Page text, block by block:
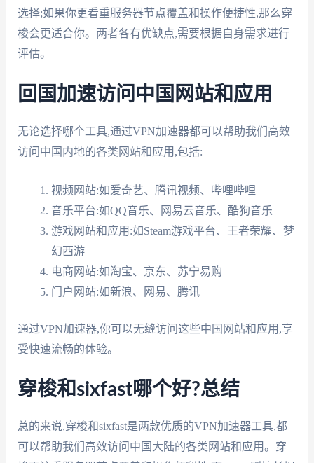
选择;如果你更看重服务器节点覆盖和操作便捷性,那么穿
梭会更适合你。两者各有优缺点,需要根据自身需求进行
评估。
回国加速访问中国网站和应用
无论选择哪个工具,通过VPN加速器都可以帮助我们高效
访问中国内地的各类网站和应用,包括:
视频网站:如爱奇艺、腾讯视频、哔哩哔哩
音乐平台:如QQ音乐、网易云音乐、酷狗音乐
游戏网站和应用:如Steam游戏平台、王者荣耀、梦
幻西游
电商网站:如淘宝、京东、苏宁易购
门户网站:如新浪、网易、腾讯
通过VPN加速器,你可以无缝访问这些中国网站和应用,享
受快速流畅的体验。
穿梭和sixfast哪个好?总结
总的来说,穿梭和sixfast是两款优质的VPN加速器工具,都
可以帮助我们高效访问中国大陆的各类网站和应用。穿